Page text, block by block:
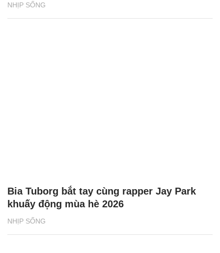
NHỊP SỐNG
NHỊP SỐNG
Bia Tuborg bắt tay cùng rapper Jay Park
khuấy động mùa hè 2026